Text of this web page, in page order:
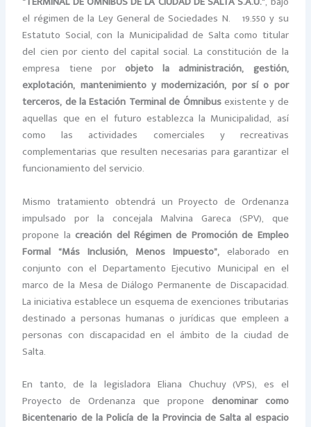
el régimen de la Ley General de Sociedades N.º 19.550 y su
Estatuto Social, con la Municipalidad de Salta como titular
del cien por ciento del capital social. La constitución de la
empresa tiene por objeto la administración, gestión,
explotación, mantenimiento y modernización, por sí o por
terceros, de la Estación Terminal de Ómnibusexistente y de
aquellas que en el futuro establezca la Municipalidad, así
como las actividades comerciales y recreativas
complementarias que resulten necesarias para garantizar el
funcionamiento del servicio.
Mismo tratamiento obtendrá un Proyecto de Ordenanza
impulsado por la concejala Malvina Gareca (SPV), que
propone lacreación del Régimen de Promoción de Empleo
Formal “Más Inclusión, Menos Impuesto”,elaborado en
conjunto con el Departamento Ejecutivo Municipal en el
marco de la Mesa de Diálogo Permanente de Discapacidad.
La iniciativa establece un esquema de exenciones tributarias
destinado a personas humanas o jurídicas que empleen a
personas con discapacidad en el ámbito de la ciudad de
Salta.
En tanto, de la legisladora Eliana Chuchuy (VPS), es el
Proyecto de Ordenanza que propone denominar como
Bicentenario de la Policía de la Provincia de Salta al espacio